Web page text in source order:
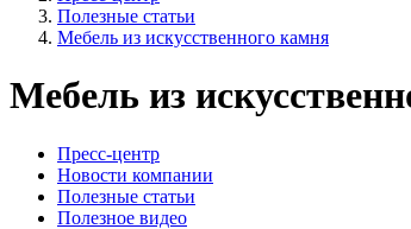
навигации
Полезные статьи
Мебель из искусственного камня
Мебель из
Пресс-центр
Новости компании
Полезные статьи
Полезное видео